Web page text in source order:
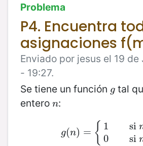
Problema
P4. Encuentra
asignaciones
Enviado por jesus el 19
- 19:27.
Se tiene un función g
g tal
entero n
n:
g(n) = { 1
0
si
si
g(n )= {1 si 0si